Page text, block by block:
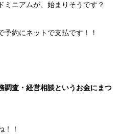
ミニアムが、 始まりそう です？
予約にネット で支払です！！
調査・経営相談というお金にまつ
！！